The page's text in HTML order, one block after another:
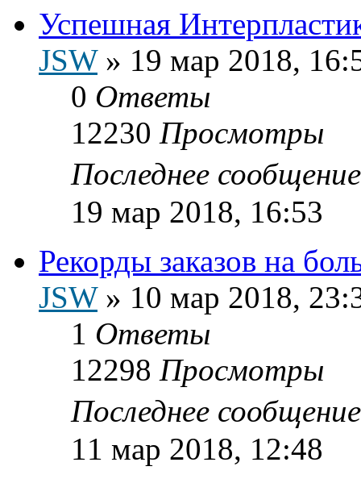
Успешная
JSW» 19 мар 2018,
0 Ответы
12230 Просмотры
Последнее
19 мар 2018, 16:53
Рекорды заказов на
JSW» 10 мар 2018,
1 Ответы
12298 Просмотры
Последнее
11 мар 2018, 12:48